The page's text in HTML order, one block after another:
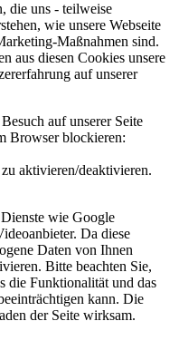
die uns - teilweise
wie unsere Webseite
Maßnahmen sind.
aus diesen Cookies unsere
auf unserer
auf unserer Seite
Browser blockieren:
aktivieren/deaktivieren.
wie Google
Da diese
Daten von Ihnen
Bitte beachten Sie,
die Funktionalität und das
kann. Die
der Seite wirksam.